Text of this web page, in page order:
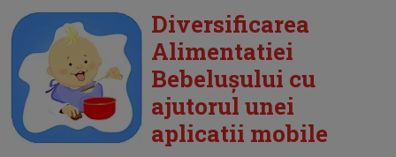
Diversificarea
Alimentatiei
Bebelușului cu
ajutorul unei
aplicatii mobile